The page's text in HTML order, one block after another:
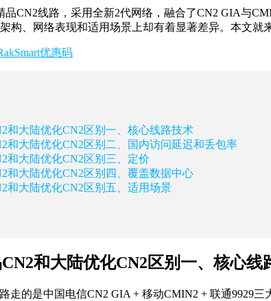
品CN2线路，采用全新2代网络，融合了CN2 GIA与
构、网络表现和适用场景上却有着显著差异。本文就
优惠码
和大陆优化CN2区别一、核心线路技术
和大陆优化CN2区别二、国内访问延迟和丢包率
和大陆优化CN2区别三、定价
和大陆优化CN2区别四、覆盖数据中心
和大陆优化CN2区别五、适用场景
和大陆优化CN2区别一、核心线
走的是中国电信CN2 GIA + 移动CMIN2 + 联通9929